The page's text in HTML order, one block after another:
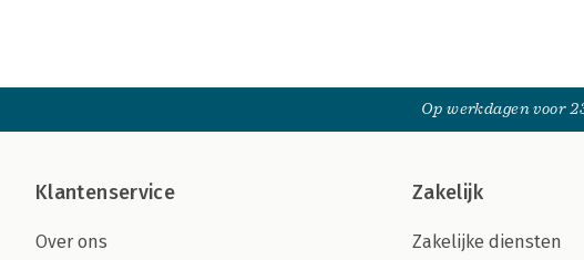
Op werkdagen voor
Klantenservice
Over ons
Zakelijk
Zakelijke diensten